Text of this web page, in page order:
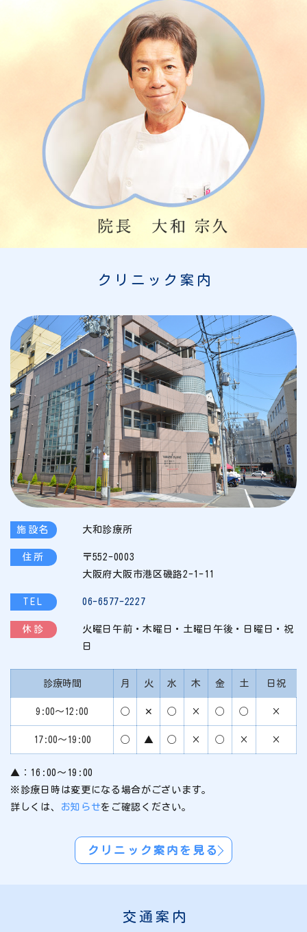
クリニック案内
施設名 大和診療所
住所
〒552-0003
大阪府大阪市港区磯路2-1-11
TEL 06-6577-2227
休診
火曜日午前・木曜日・土曜日午後・日曜日・祝
日
診療時間 月 火 水 木 金 土 日祝
9:00～12:00 ◯ ✕ ◯ × ◯ ◯ ×
17:00～19:00 ◯ ▲ ◯ × ◯ × ×
▲：16:00～19:00
※診療日時は変更になる場合がございます。
詳しくは、
お知らせをご確認ください。
クリニック案内を見る
交通案内